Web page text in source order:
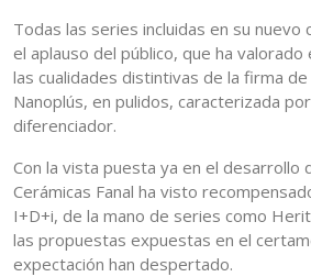
Todas las series incluidas en su nuevo
el aplauso del público, que ha
las cualidades distintivas de la firma de
Nanoplús, en pulidos, caracterizada
diferenciador.
Con la vista puesta ya en el desarrollo
Cerámicas Fanal ha visto
I+D+i, de la mano de series como
las propuestas expuestas en el
expectación han despertado.